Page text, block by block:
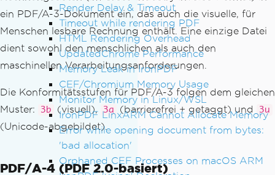
Render Delay & Timeout
Timeout while rendering PDF
HTML Rendering Overhead
UpdatedChrome Performance
Memory Leak in IronPDF
CEF/Chromium Memory Usage
Monitor Memory in Linux/WSL
IronPDF LinxARM Cannot Allocate Memory
Error while opening document from bytes:
'bad allocation'
Orphaned CEF Processes on macOS ARM
ein PDF/A-3-Dokument ein, das auch die visuelle, für
Menschen lesbare Rechnung enthält. Eine einzige Datei
dient sowohl den menschlichen als auch den
maschinellen Verarbeitungsanforderungen.
Die Konformitätsstufen für PDF/A-3 folgen dem gleichen
Muster:
3b (visuell), 3a (barrierefrei + getaggt) und 3u
(Unicode-abgebildet).
PDF/A-4 (PDF 2.0-basiert)